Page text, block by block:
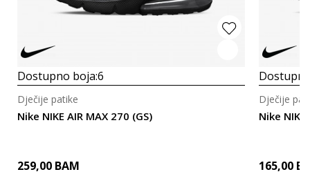
Dostupno boja:6
Nike NIKE AIR MAX 270 (GS)
Dječije patike
259,00 BAM
Nike NIKE
Dječije
165,00